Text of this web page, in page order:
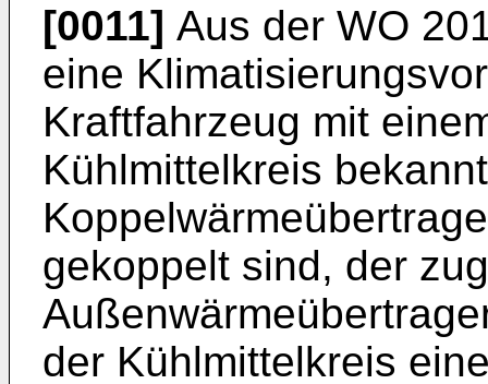
[0011] Aus der WO
eine
Kraftfahrzeug mit
Kühlmittelkreis
gekoppelt sind, der
der Kühlmittelkreis